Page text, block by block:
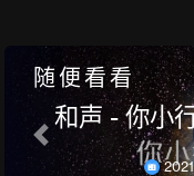
随便看看
和声 - 你小